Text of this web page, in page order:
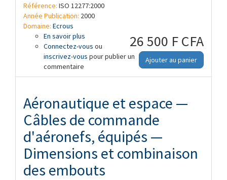
Référence: ISO 12277:2000
Année Publication: 2000
Domaine: Ecrous
26 500 F CFA
Ajouter au panier
En savoir plus à propos de Aéronautique et espace —
Bandes à écrous prisonniers, à freinage
interne, flottants, série normale, avec
chambrage, classifications:1 100 MPa (à
température ambiante) / 120 degrés C, 1
degrés C et 1 100 MPa (à température
ambiante) / 425 degrés C — Dimensions
Connectez-vous ou
inscrivez-vous pour publier un
commentaire
Aéronautique et espace —
Câbles de commande
d'aéronefs, équipés —
Dimensions et combinaison
des embouts